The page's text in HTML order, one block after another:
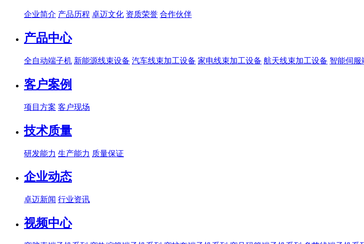
企业简介 产品历程 卓迈文化 资质荣誉 合作伙伴
产品中心
全自动端子机 新能源线束设备 汽车线束加工设备 家电线束加工设备 航天线束加工设备 智能伺服
客户案例
项目方案 客户现场
技术质量
研发能力 生产能力 质量保证
企业动态
卓迈新闻 行业资讯
视频中心